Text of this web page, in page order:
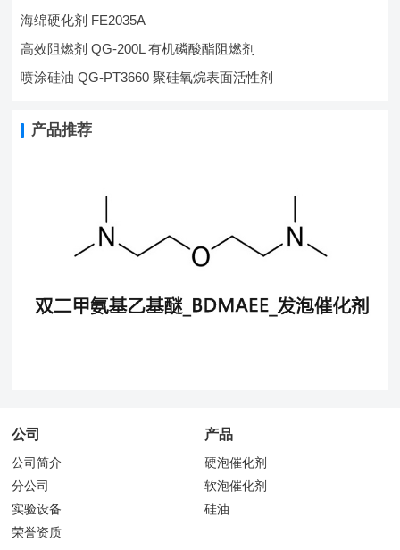
海绵硬化剂 FE2035A
高效阻燃剂 QG-200L 有机磷酸酯阻燃剂
喷涂硅油 QG-PT3660 聚硅氧烷表面活性剂
产品推荐
公司
公司简介
分公司
实验设备
荣誉资质
产品
硬泡催化剂
软泡催化剂
硅油